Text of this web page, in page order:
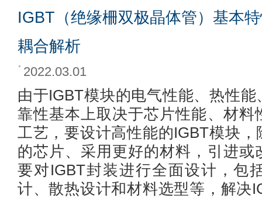
IGBT（绝缘柵双极晶体管）基本
耦合解析
2022.03.01
由于IGBT模块的电气性能、热性
靠性基本上取决于芯片性能、材料
工艺，要设计高性能的IGBT模块
的芯片、采用更好的材料，引进或
要对IGBT封装进行全面设计，包
计、散热设计和材料选型等，解决